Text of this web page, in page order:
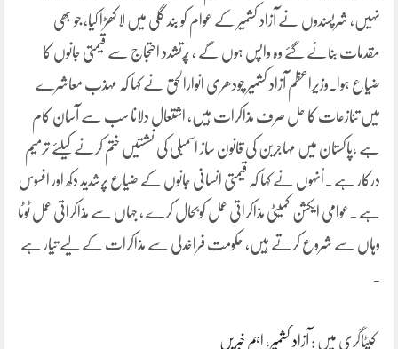
نہیں، شرپسندوں نے آزاد کشمیر کے عوام کو بند گلی میں لا کھڑا کیا، جو بھی
مقدمات بنائے گئے وہ واپس ہوں گے ، پُرتشدد احتجاج سے قیمتی جانوں کا
ضیاع ہوا۔وزیراعظم آزاد کشمیر چودھری انوارالحق نے کہا کہ مہذب معاشرے
میں تنازعات کا حل صرف مذاکرات ہیں، اشتعال دلانا سب سے آسان کام
ہے ،پاکستان میں مہاجرین کی قانون ساز اسمبلی کی نشستیں ختم کرنے کیلئے ترمیم
درکار ہے ۔اُنہوں نے کہا کہ قیمتی انسانی جانوں کے ضیاع پرشدید دکھ اور افسوس
ہے ۔عوامی ایکشن کمیٹی مذاکراتی عمل کوبحال کرے ، جہاں سے مذاکراتی عمل ٹوٹا
وہاں سے شروع کرتے ہیں، حکومت فراخدلی سے مذاکرات کے لیے تیار ہے
کیٹاگری میں : آزاد کشمیر ، اہم خبریں